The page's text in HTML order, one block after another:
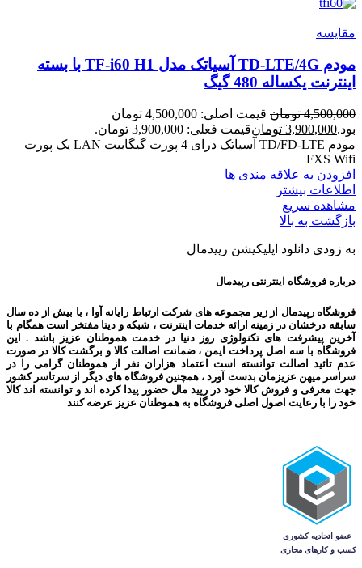
مقایسه
مودم TD-LTE/4G آسیاتک مدل TF-i60 H1 با بسته
اینترنت یکساله 480 گیگ
4,500,000 تومان
قیمت اصلی: 4,500,000 تومان
بود.3,900,000 تومانقیمت فعلی: 3,900,000 تومان.
مودم TD/FD-LTE آسیاتک درای 4 پورت گیگابیت LAN یک پورت
FXS Wifi
افزودن به علاقه مندی ها
اطلاعات بیشتر
مشاهده سریع
بازگشت به بالا
به زودی دانلود اپلیکیشن رپیدمال
درباره فروشگاه اینترنتی رپیدمال
فروشگاه رپیدمال از زیر مجموعه های شرکت ارتباط رایانه آوا ، با بیش از ده سال
سابقه درخشان در زمینه ارائه خدمات اینترنت ، شبکه و دیتا مفتخر است همگام با
آخرین پیشرفت های تکنولوژی روز دنیا در خدمت هموطنان عزیز باشد . این
فروشگاه با سه اصل پرداخت ایمن ، ضمانت اصالت کالا و برگشت کالا در صورت
عدم تائید اصالت توانسته است اعتماد هزاران نفر از هموطنان گرامی را در
سراسر میهن عزیزمان بدست آورد ، همچنین فروشگاه های دیگر از سرتاسر کشور
جهت معرفی و فروش کالا خود در رپید مال حضور پیدا کرده اند و توانسته اند کالا
خود را با رعایت اصول اصلی فروشگاه به هموطنان عزیز عرضه کنند